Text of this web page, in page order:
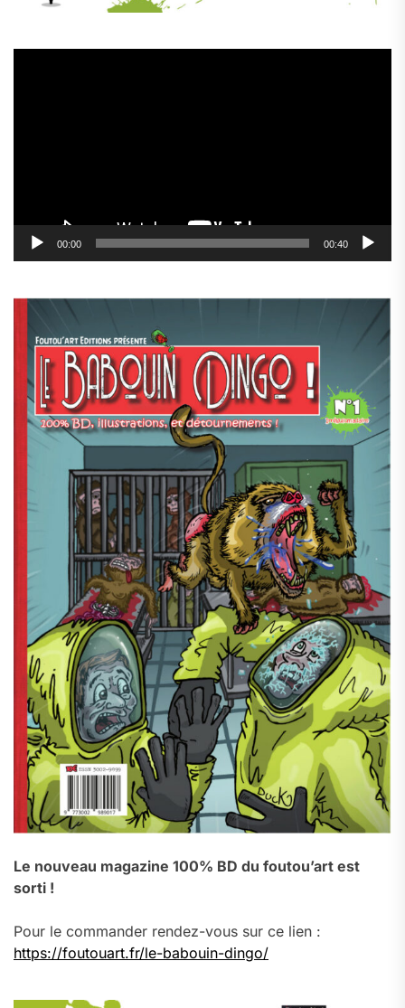
00:00 00:40
Le nouveau magazine 100% BD du foutou’art est
sorti !
Pour le commander rendez-vous sur ce lien :
https://foutouart.fr/le-babouin-dingo/